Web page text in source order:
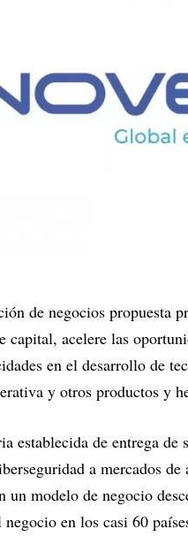
de negocios propuesta
capital, acelere las
en el desarrollo de
y otros productos y
establecida de entrega de
a mercados
un modelo de negocio
en los casi 60